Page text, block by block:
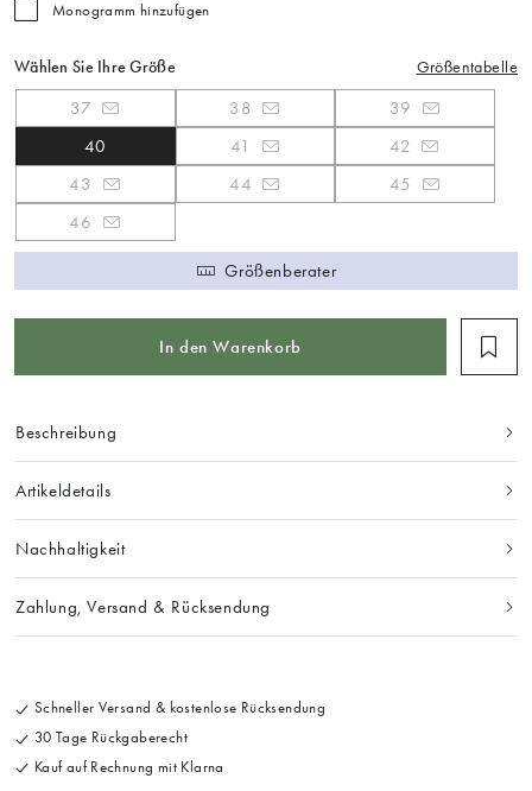
Monogramm hinzufügen
Wählen Sie Ihre Größe Größentabelle
37 38
39
40
41
42
43
44
45
46
Größenberater
In den Warenkorb
Beschreibung
Artikeldetails
Nachhaltigkeit
Zahlung, Versand & Rücksendung
Schneller Versand & kostenlose Rücksendung
30 Tage Rückgaberecht
Kauf auf Rechnung mit Klarna